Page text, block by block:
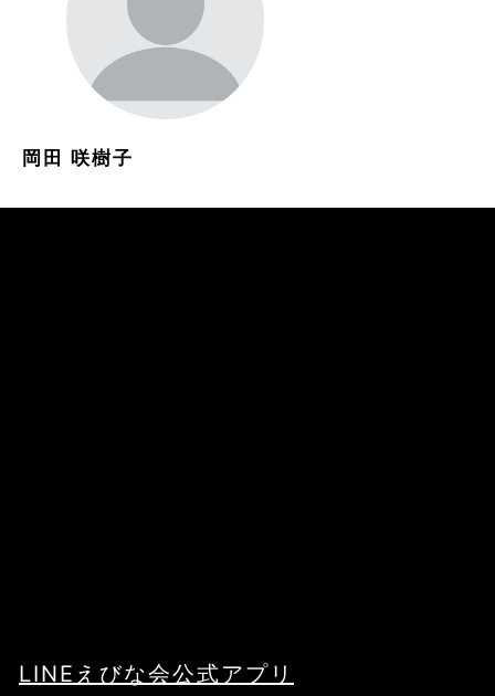
岡田 咲樹子
LINEえびな会公式アプリ